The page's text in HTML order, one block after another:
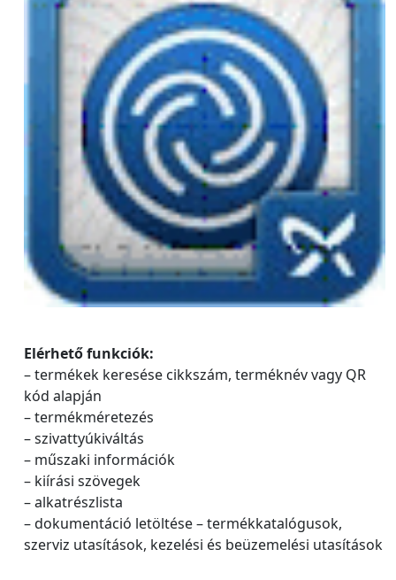
Elérhető funkciók:
– termékek keresése cikkszám, terméknév vagy QR
kód alapján
– termékméretezés
– szivattyúkiváltás
– műszaki információk
– kiírási szövegek
– alkatrészlista
– dokumentáció letöltése – termékkatalógusok,
szerviz utasítások, kezelési és beüzemelési utasítások